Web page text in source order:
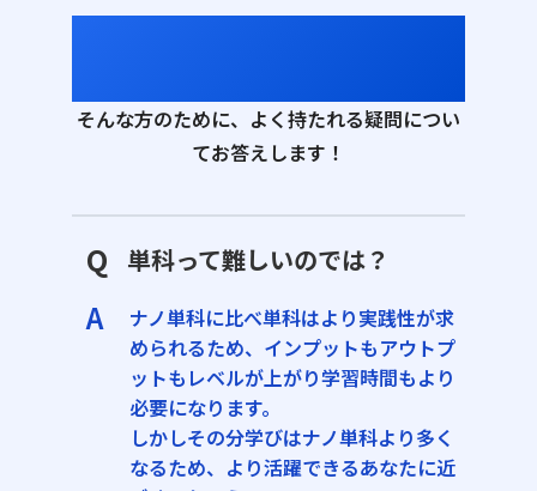
そんな方のために、よく持たれる疑問につい
てお答えします！
Q 単科って難しいのでは？
A
ナノ単科に比べ単科はより実践性が求
められるため、インプットもアウトプ
ットもレベルが上がり学習時間もより
必要になります。
しかしその分学びはナノ単科より多く
なるため、より活躍できるあなたに近